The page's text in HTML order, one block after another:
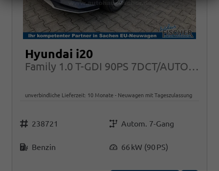
Hyundai i20
Family 1.0 T-GDI 90PS 7DCT/AUTOMATIK, NAVI Sitzheizung + Lenkradheizung ALU Klimaautomatik RFK
unverbindliche Lieferzeit: 10 Monate Neuwagen mit Tageszulassung
Fahrzeugnr.
238721
Getriebe
Autom. 7-Gang
Benzin 66 kW (90 PS)